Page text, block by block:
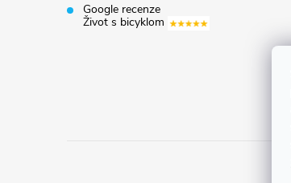
Google recenze
Život s bicyklom